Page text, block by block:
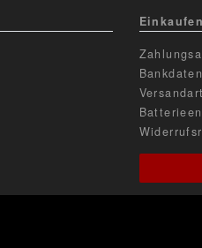
Einkaufen
Bankdaten